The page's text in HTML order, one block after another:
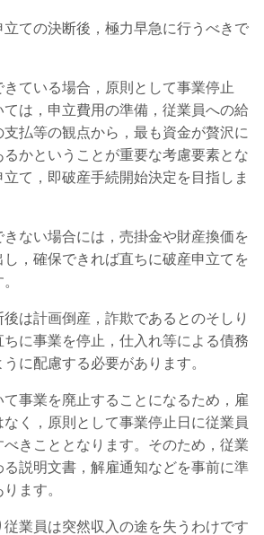
ての決断後，極力早急に行うべきで
ている場合，原則として事業停止
ては，申立費用の準備，従業員への給
払等の観点から，最も資金が贅沢に
かということが重要な考慮要素とな
て，即破産手続開始決定を目指しま
ない場合には，売掛金や財産換価を
し，確保できれば直ちに破産申立てを
は計画倒産，詐欺であるとのそしり
に事業を停止，仕入れ等による債務
に配慮する必要があります。
事業を廃止することになるため，雇
く，原則として事業停止日に従業員
きこととなります。そのため，従業
る説明文書，解雇通知などを事前に準
ます。
業員は突然収入の途を失うわけです